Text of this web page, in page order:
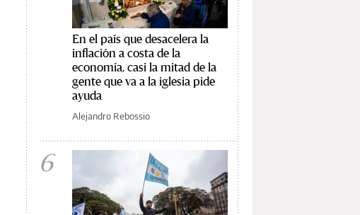
En el país que desacelera la
inflación a costa de la
economía, casi la mitad de la
gente que va a la iglesia pide
ayuda
Alejandro Rebossio
6